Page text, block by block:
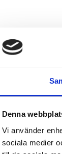
Denna
Vi använder
sociala medier